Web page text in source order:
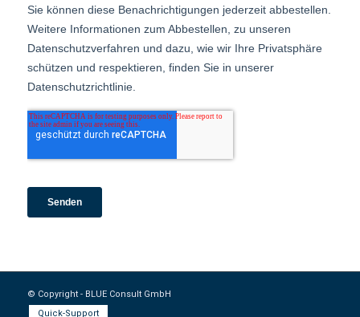
© Copyright - BLUE Consult GmbH
Quick-Support